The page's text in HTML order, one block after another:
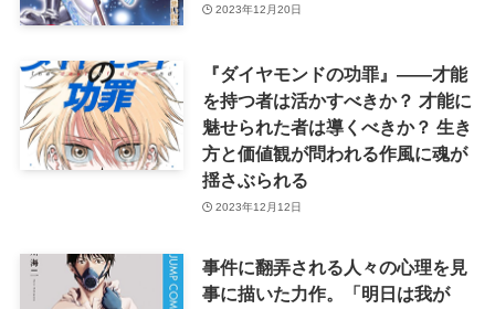
2023年12月20日
『ダイヤモンドの功罪』――才能
を持つ者は活かすべきか？ 才能に
魅せられた者は導くべきか？ 生き
方と価値観が問われる作風に魂が
揺さぶられる
2023年12月12日
事件に翻弄される人々の心理を見
事に描いた力作。「明日は我が